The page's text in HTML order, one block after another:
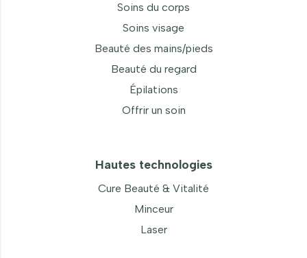
Soins du corps
Soins visage
Beauté des mains/pieds
Beauté du regard
Épilations
Offrir un soin
Hautes technologies
Cure Beauté & Vitalité
Minceur
Laser